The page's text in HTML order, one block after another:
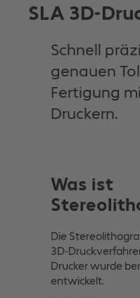
SLA 3D-
Schnell
genauen
Fertigung
Druckern.
Was ist
Die
3D-
Drucker wurde
entwickelt.